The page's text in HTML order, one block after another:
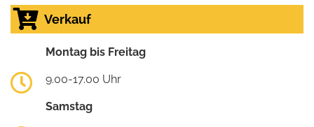
Verkauf
Montag bis Freitag
9.00-17.00 Uhr
Samstag